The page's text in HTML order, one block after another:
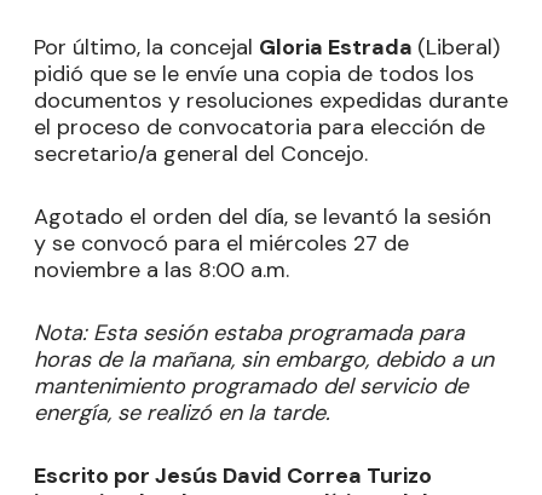
Por último, la concejal Gloria Estrada (Liberal)
pidió que se le envíe una copia de todos los
documentos y resoluciones expedidas durante
el proceso de convocatoria para elección de
secretario/a general del Concejo.
Agotado el orden del día, se levantó la sesión
y se convocó para el miércoles 27 de
noviembre a las 8:00 a.m.
Nota: Esta sesión estaba programada para
horas de la mañana, sin embargo, debido a un
mantenimiento programado del servicio de
energía, se realizó en la tarde.
Escrito por Jesús David Correa Turizo